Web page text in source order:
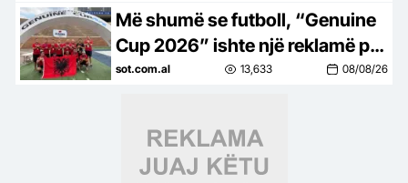
kërkim 3 vëllezër
Më shumë se futboll, “Genuine
Cup 2026” ishte një reklamë për
Shqipërinë
sot.com.al 13,633 08/08/26